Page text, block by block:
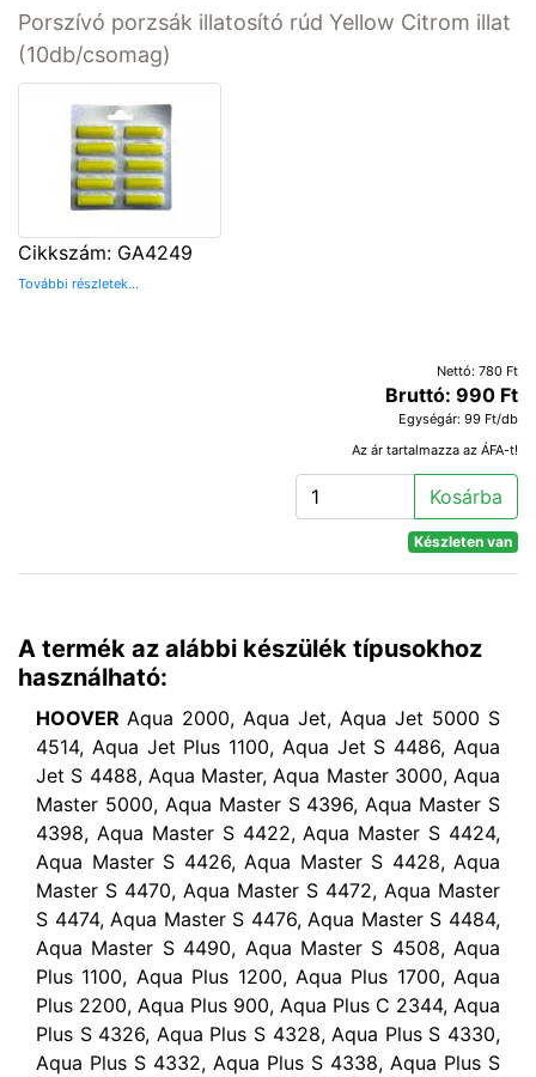
Porszívó porzsák illatosító rúd Yellow Citrom illat
(10db/csomag)
Cikkszám: GA4249
További részletek...
Nettó: 780 Ft
Bruttó: 990 Ft
Egységár: 99 Ft/db
Az ár tartalmazza az ÁFA-t!
Kosárba
Készleten van
A termék az alábbi készülék típusokhoz
használható:
HOOVER Aqua 2000, Aqua Jet, Aqua Jet 5000 S
4514, Aqua Jet Plus 1100, Aqua Jet S 4486, Aqua
Jet S 4488, Aqua Master, Aqua Master 3000, Aqua
Master 5000, Aqua Master S 4396, Aqua Master S
4398, Aqua Master S 4422, Aqua Master S 4424,
Aqua Master S 4426, Aqua Master S 4428, Aqua
Master S 4470, Aqua Master S 4472, Aqua Master
S 4474, Aqua Master S 4476, Aqua Master S 4484,
Aqua Master S 4490, Aqua Master S 4508, Aqua
Plus 1100, Aqua Plus 1200, Aqua Plus 1700, Aqua
Plus 2200, Aqua Plus 900, Aqua Plus C 2344, Aqua
Plus S 4326, Aqua Plus S 4328, Aqua Plus S 4330,
Aqua Plus S 4332, Aqua Plus S 4338, Aqua Plus S